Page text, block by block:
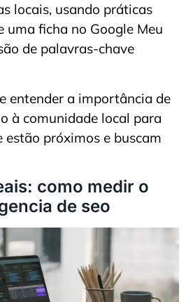
locais, usando práticas
uma ficha no Google Meu
de palavras-chave
entender a importância de
à comunidade local para
estão próximos e buscam
como medir o
de seo